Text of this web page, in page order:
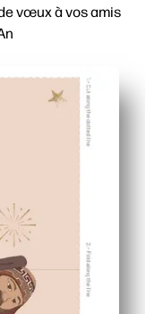
vœux à vos amis
préparation :
l'engagement des
de classe et les
des noms, des